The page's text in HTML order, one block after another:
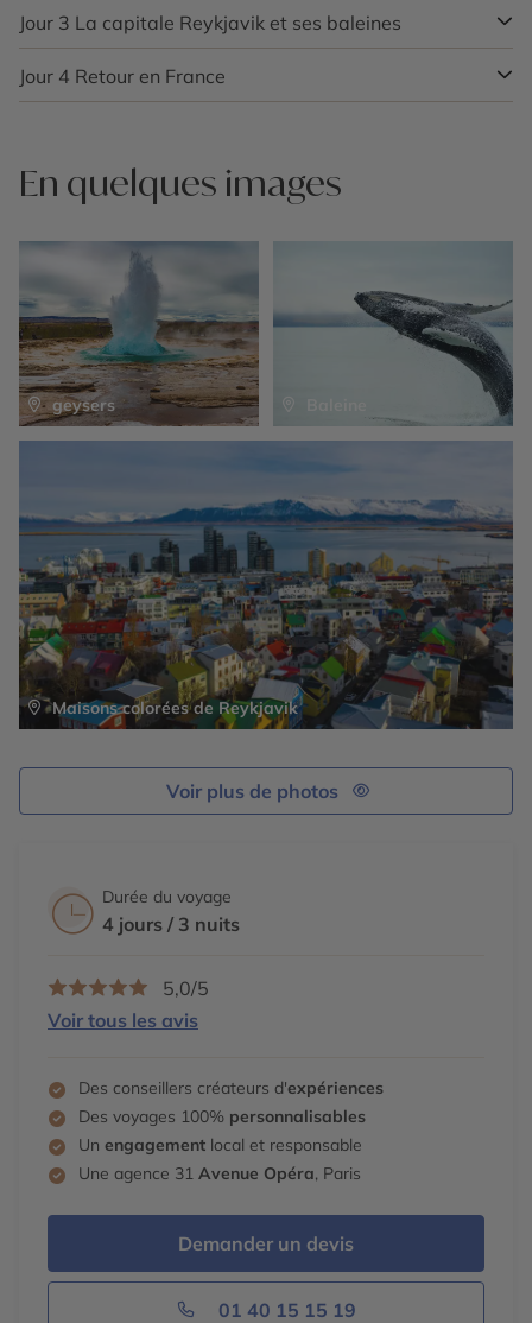
Ce matin votre guide viendra vous chercher à votre
hôtel.Départ pour le célèbreCercle d’Or,l’un des
endroits les plus connus du pays de par ses paysages
variés et sa facilité d’accès. Il se compose de 3 sites
Thingvellir (Þingvellir) . Outre ces sites principaux, vous
visiterez durant la journée la ferme de chevaux de
particulière, ainsi que le cratère volcanique
impressionnant de Kerið. Retour à Reykjavik en fin de
journée.
Jour 3 La capitale Reykjavik et ses baleines
Matinée libre consacrée à la visite de la ville
célèbre cathédrale, je vous recommande à faire en
mais vous pouvez aussi opter pour le centre des
aurores boréales
situé près du port ou le centre des
Dans l’après-midi, vous partirez depuis le port de la
ville pour une sortie en mer d’environ 3h qui vous
conduira dans le fjord à la rencontre des baleines. Ces
dernières se laissent facilement voir toute l’année et
c’est toujours un très beau moment qui clôt ce séjour en
beauté.
Jour 4 Retour en France
embarquement pour votre vol retour vers la France. Fin
du voyage, avec des souvenirs plein la tête des petits
et des grands.
En quelques images
Maisons colorées de Reykjavik
geysers
Voir plus de photos
Durée du voyage
4 jours / 3 nuits
5,0/5
Voir tous les avis
Des conseillers créateurs d'expériences
Des voyages 100% personnalisables
Un engagement local et responsable
Une agence 31 Avenue Opéra, Paris
Demander un devis
01 40 15 15 19